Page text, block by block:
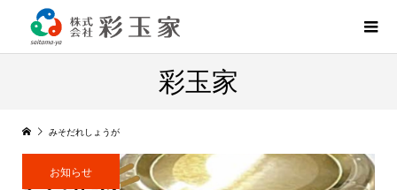
彩玉家
みそだれしょうが
お知らせ